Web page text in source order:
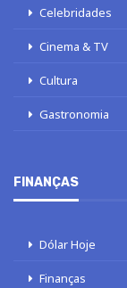
Celebridades
Cinema & TV
Cultura
Gastronomia
FINANÇAS
Dólar Hoje
Finanças